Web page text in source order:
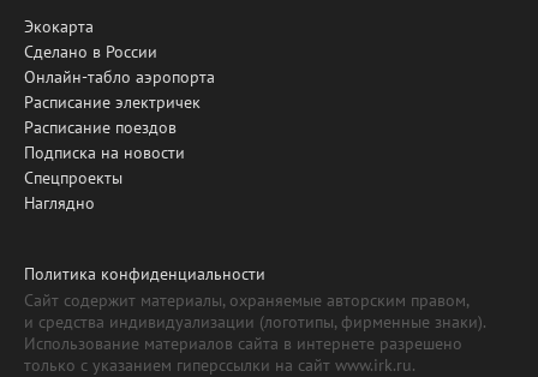
Экокарта
Сделано в России
Онлайн-табло аэропорта
Расписание электричек
Расписание поездов
Подписка на новости
Спецпроекты
Наглядно
Политика конфиденциальности
Сайт содержит материалы, охраняемые авторским правом,
и средства индивидуализации (логотипы, фирменные знаки).
Использование материалов сайта в интернете разрешено
только с указанием гиперссылки на сайт www.irk.ru.